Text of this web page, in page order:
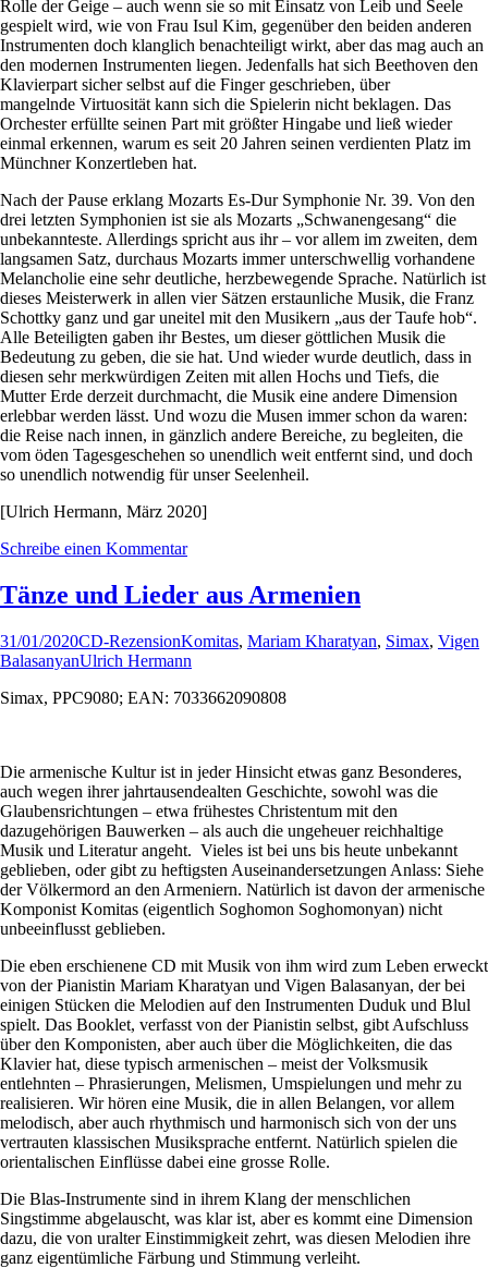
Rolle der Geige – auch wenn sie so mit Einsatz von Leib und Seele
gespielt wird, wie von Frau Isul Kim, gegenüber den beiden anderen
Instrumenten doch klanglich benachteiligt wirkt, aber das mag auch an
den modernen Instrumenten liegen. Jedenfalls hat sich Beethoven den
Klavierpart sicher selbst auf die Finger geschrieben, über
mangelnde Virtuosität kann sich die Spielerin nicht beklagen. Das
Orchester erfüllte seinen Part mit größter Hingabe und ließ wieder
einmal erkennen, warum es seit 20 Jahren seinen verdienten Platz im
Münchner Konzertleben hat.
Nach der Pause erklang Mozarts Es-Dur Symphonie Nr. 39. Von den
drei letzten Symphonien ist sie als Mozarts „Schwanengesang“ die
unbekannteste. Allerdings spricht aus ihr – vor allem im zweiten, dem
langsamen Satz, durchaus Mozarts immer unterschwellig vorhandene
Melancholie eine sehr deutliche, herzbewegende Sprache. Natürlich ist
dieses Meisterwerk in allen vier Sätzen erstaunliche Musik, die Franz
Schottky ganz und gar uneitel mit den Musikern „aus der Taufe hob“.
Alle Beteiligten gaben ihr Bestes, um dieser göttlichen Musik die
Bedeutung zu geben, die sie hat. Und wieder wurde deutlich, dass in
diesen sehr merkwürdigen Zeiten mit allen Hochs und Tiefs, die
Mutter Erde derzeit durchmacht, die Musik eine andere Dimension
erlebbar werden lässt. Und wozu die Musen immer schon da waren:
die Reise nach innen, in gänzlich andere Bereiche, zu begleiten, die
vom öden Tagesgeschehen so unendlich weit entfernt sind, und doch
so unendlich notwendig für unser Seelenheil.
[Ulrich Hermann, März 2020]
Schreibe einen Kommentar
Tänze und Lieder aus Armenien
31/01/2020CD-RezensionKomitas, Mariam Kharatyan, Simax, Vigen
BalasanyanUlrich Hermann
Simax, PPC9080; EAN: 7033662090808
Die armenische Kultur ist in jeder Hinsicht etwas ganz Besonderes,
auch wegen ihrer jahrtausendealten Geschichte, sowohl was die
Glaubensrichtungen – etwa frühestes Christentum mit den
dazugehörigen Bauwerken – als auch die ungeheuer reichhaltige
Musik und Literatur angeht. Vieles ist bei uns bis heute unbekannt
geblieben, oder gibt zu heftigsten Auseinandersetzungen Anlass: Siehe
der Völkermord an den Armeniern. Natürlich ist davon der armenische
Komponist Komitas (eigentlich Soghomon Soghomonyan) nicht
unbeeinflusst geblieben.
Die eben erschienene CD mit Musik von ihm wird zum Leben erweckt
von der Pianistin Mariam Kharatyan und Vigen Balasanyan, der bei
einigen Stücken die Melodien auf den Instrumenten Duduk und Blul
spielt. Das Booklet, verfasst von der Pianistin selbst, gibt Aufschluss
über den Komponisten, aber auch über die Möglichkeiten, die das
Klavier hat, diese typisch armenischen – meist der Volksmusik
entlehnten – Phrasierungen, Melismen, Umspielungen und mehr zu
realisieren. Wir hören eine Musik, die in allen Belangen, vor allem
melodisch, aber auch rhythmisch und harmonisch sich von der uns
vertrauten klassischen Musiksprache entfernt. Natürlich spielen die
orientalischen Einflüsse dabei eine grosse Rolle.
Die Blas-Instrumente sind in ihrem Klang der menschlichen
Singstimme abgelauscht, was klar ist, aber es kommt eine Dimension
dazu, die von uralter Einstimmigkeit zehrt, was diesen Melodien ihre
ganz eigentümliche Färbung und Stimmung verleiht.